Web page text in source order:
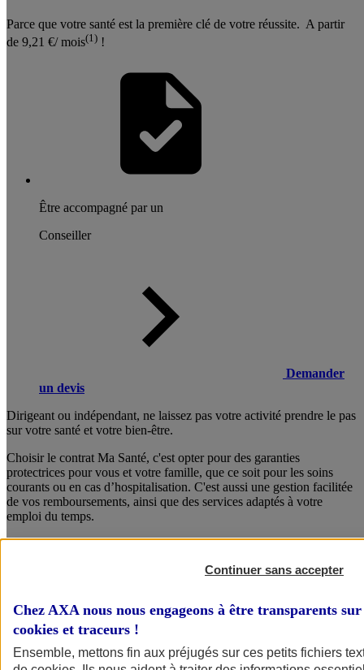
Parce que votre santé est la première clé de votre réussite. A partir
de 9,21 €/ mois(1) !
Être accompagné par un
Conseiller
Demander
un devis
Dirigeant ou indépendant, ne laissez pas votre activité prendre le pas
sur votre santé et votre bien-être.
Choisir le contrat Ma Santé, c'est opter pour des garanties
protectrices pour vous et votre famille, que ce soit pour les soins
courants ou en cas d’hospitalisation. C'est aussi une gestion facilitée
de vos remboursements, ainsi que des services adaptés à votre
emploi du temps.
Composez dès maintenant votre formule sur mesure !
Consulter les documents d’informationsContinuer sans accepter
Chez AXA nous nous engageons à être transparents
cookies et traceurs !
Ensemble, mettons fin aux préjugés sur ces petits fichiers